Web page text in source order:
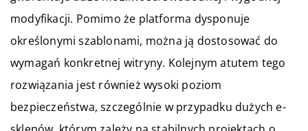
modyfikacji. Pomimo że platforma dysponuje
określonymi szablonami, można ją dostosować do
wymagań konkretnej witryny. Kolejnym atutem tego
rozwiązania jest również wysoki poziom
bezpieczeństwa, szczególnie w przypadku dużych e-